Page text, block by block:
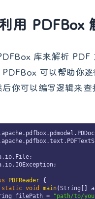
用 PDFBox
库来解析 PDF
PDFBox 可以帮助你
后你可以编写逻辑来查
PDFReader {
static void main(String[]
filePath =
"path/to/